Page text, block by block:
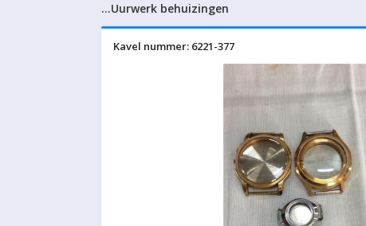
…Uurwerk behuizingen
Kavel nummer: 6221-377